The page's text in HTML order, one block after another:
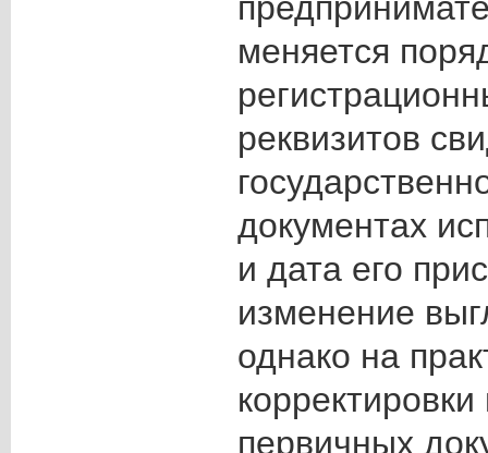
меняется
реквизитов
документах
и дата его
изменение
однако на
первичных